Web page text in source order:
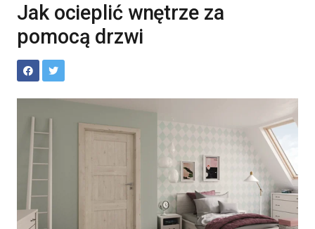
Jak ocieplić wnętrze za
pomocą drzwi